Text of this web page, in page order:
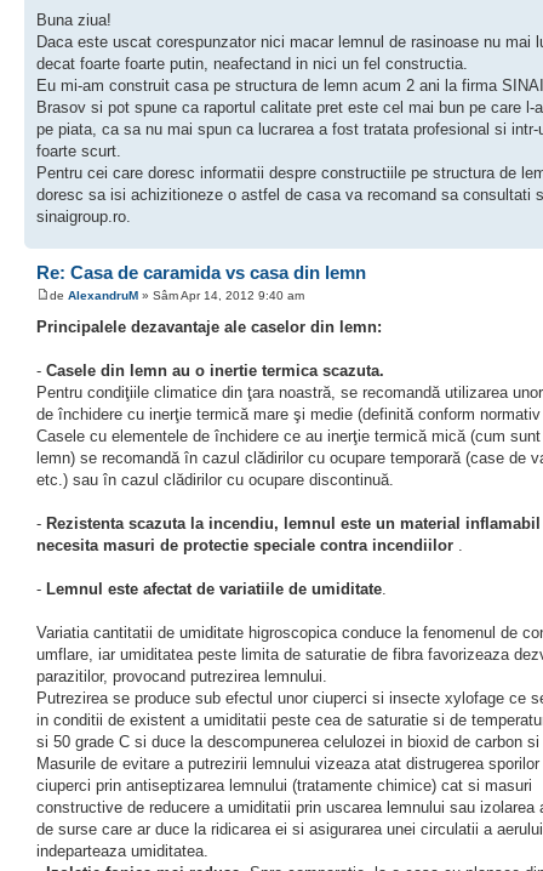
Buna ziua!
Daca este uscat corespunzator nici macar lemnul de rasinoase nu mai
decat foarte foarte putin, neafectand in nici un fel constructia.
Eu mi-am construit casa pe structura de lemn acum 2 ani la firma
Brasov si pot spune ca raportul calitate pret este cel mai bun pe care l-
pe piata, ca sa nu mai spun ca lucrarea a fost tratata profesional si intr-
foarte scurt.
Pentru cei care doresc informatii despre constructiile pe structura de
doresc sa isi achizitioneze o astfel de casa va recomand sa consultati
sinaigroup.ro.
Re: Casa de caramida vs casa din lemn
de AlexandruM » Sâm Apr 14, 2012 9:40 am
Principalele dezavantaje ale caselor din lemn:
- Casele din lemn au o inertie termica scazuta.
Pentru condiţiile climatice din ţara noastră, se recomandă utilizarea
de închidere cu inerţie termică mare şi medie (definită conform
Casele cu elementele de închidere ce au inerţie termică mică (cum
lemn) se recomandă în cazul clădirilor cu ocupare temporară (case de
etc.) sau în cazul clădirilor cu ocupare discontinuă.
- Rezistenta scazuta la incendiu, lemnul este un material
necesita masuri de protectie speciale contra incendiilor .
- Lemnul este afectat de variatiile de umiditate.
Variatia cantitatii de umiditate higroscopica conduce la fenomenul de
umflare, iar umiditatea peste limita de saturatie de fibra favorizeaza
parazitilor, provocand putrezirea lemnului.
Putrezirea se produce sub efectul unor ciuperci si insecte xylofage ce
in conditii de existent a umiditatii peste cea de saturatie si de
si 50 grade C si duce la descompunerea celulozei in bioxid de carbon si
Masurile de evitare a putrezirii lemnului vizeaza atat distrugerea sporilor
ciuperci prin antiseptizarea lemnului (tratamente chimice) cat si masuri
constructive de reducere a umiditatii prin uscarea lemnului sau izolarea
de surse care ar duce la ridicarea ei si asigurarea unei circulatii a
indeparteaza umiditatea.